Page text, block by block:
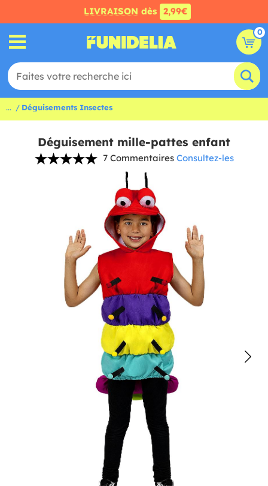
LIVRAISON dès 2,99€
0
... Déguisements Insectes
Déguisement mille-pattes enfant
7 Commentaires Consultez-les